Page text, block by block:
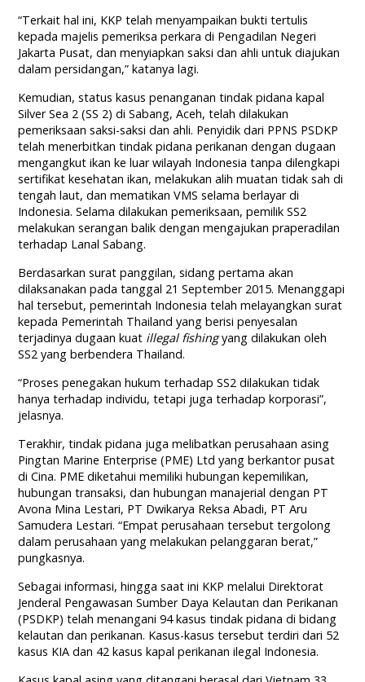
“Terkait hal ini, KKP telah menyampaikan bukti tertulis
kepada majelis pemeriksa perkara di Pengadilan Negeri
Jakarta Pusat, dan menyiapkan saksi dan ahli untuk diajukan
dalam persidangan,” katanya lagi.
Kemudian, status kasus penanganan tindak pidana kapal
Silver Sea 2 (SS 2) di Sabang, Aceh, telah dilakukan
pemeriksaan saksi-saksi dan ahli. Penyidik dari PPNS PSDKP
telah menerbitkan tindak pidana perikanan dengan dugaan
mengangkut ikan ke luar wilayah Indonesia tanpa dilengkapi
sertifikat kesehatan ikan, melakukan alih muatan tidak sah di
tengah laut, dan mematikan VMS selama berlayar di
Indonesia. Selama dilakukan pemeriksaan, pemilik SS2
melakukan serangan balik dengan mengajukan praperadilan
terhadap Lanal Sabang.
Berdasarkan surat panggilan, sidang pertama akan
dilaksanakan pada tanggal 21 September 2015. Menanggapi
hal tersebut, pemerintah Indonesia telah melayangkan surat
kepada Pemerintah Thailand yang berisi penyesalan
terjadinya dugaan kuat illegal fishingyang dilakukan oleh
SS2 yang berbendera Thailand.
“Proses penegakan hukum terhadap SS2 dilakukan tidak
hanya terhadap individu, tetapi juga terhadap korporasi”,
jelasnya.
Terakhir, tindak pidana juga melibatkan perusahaan asing
Pingtan Marine Enterprise (PME) Ltd yang berkantor pusat
di Cina. PME diketahui memiliki hubungan kepemilikan,
hubungan transaksi, dan hubungan manajerial dengan PT
Avona Mina Lestari, PT Dwikarya Reksa Abadi, PT Aru
Samudera Lestari. “Empat perusahaan tersebut tergolong
dalam perusahaan yang melakukan pelanggaran berat,”
pungkasnya.
Sebagai informasi, hingga saat ini KKP melalui Direktorat
Jenderal Pengawasan Sumber Daya Kelautan dan Perikanan
(PSDKP) telah menangani 94 kasus tindak pidana di bidang
kelautan dan perikanan. Kasus-kasus tersebut terdiri dari 52
kasus KIA dan 42 kasus kapal perikanan ilegal Indonesia.